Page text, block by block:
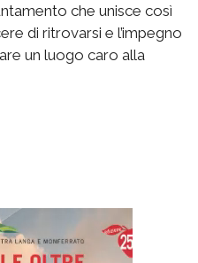
che unisce così
di ritrovarsi e l’impegno
un luogo caro alla